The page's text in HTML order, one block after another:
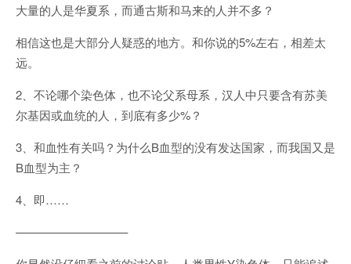
大量的人是华夏系，而通古斯和马来的人并不多？
相信这也是大部分人疑惑的地方。和你说的5%左右，相差太
远。
2、不论哪个染色体，也不论父系母系，汉人中只要含有苏美
尔基因或血统的人，到底有多少%？
3、和血性有关吗？为什么B血型的没有发达国家，而我国又是
B血型为主？
4、即……
—————————–